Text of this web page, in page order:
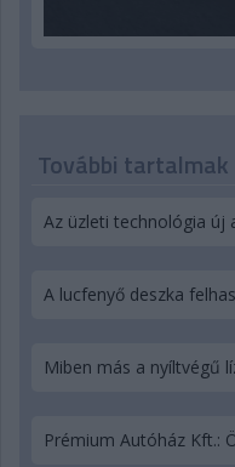
További tartalmak
Az üzleti technológia új
A lucfenyő deszka
Miben más a nyíltvégű
Prémium Autóház Kft.: